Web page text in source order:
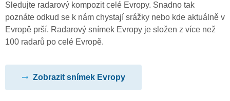
Sledujte radarový kompozit celé Evropy. Snadno tak
poznáte odkud se k nám chystají srážky nebo kde aktuálně v
Evropě prší. Radarový snímek Evropy je složen z více než
100 radarů po celé Evropě.
Zobrazit snímek Evropy